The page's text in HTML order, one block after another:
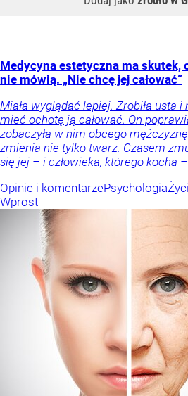
Medycyna estetyczna ma skutek,
nie mówią. „Nie chcę jej całować”
Miała wyglądać lepiej. Zrobiła usta
mieć ochotę ją całować. On
zobaczyła w nim obcego
zmienia nie tylko twarz. Czasem
się jej – i człowieka, którego kocha
Opinie i komentarzePsychologia
Wprost